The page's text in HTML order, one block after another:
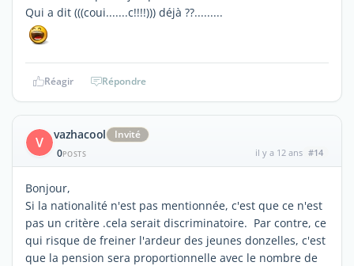
Qui a dit (((coui.......c!!!!))) déjà ??.........
Réagir Répondre
V vazhacool
Invité
0POSTS il y a 12 ans #14
Bonjour,
Si la nationalité n'est pas mentionnée, c'est que ce n'est
pas un critère .cela serait discriminatoire. Par contre, ce
qui risque de freiner l'ardeur des jeunes donzelles, c'est
que la pension sera proportionnelle avec le nombre de